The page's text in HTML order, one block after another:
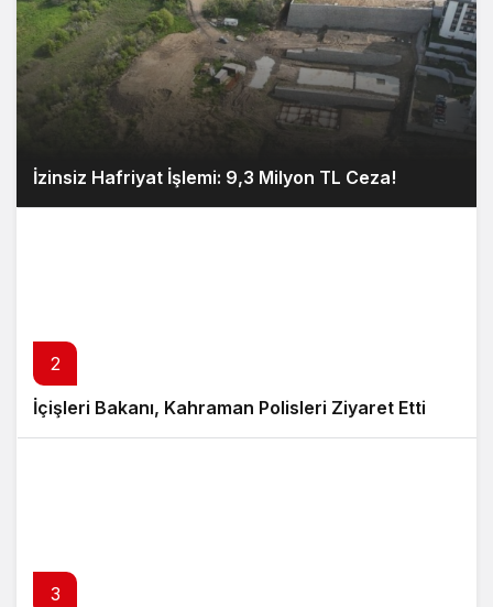
İzinsiz Hafriyat İşlemi: 9,3 Milyon TL Ceza!
2
İçişleri Bakanı, Kahraman Polisleri Ziyaret Etti
3